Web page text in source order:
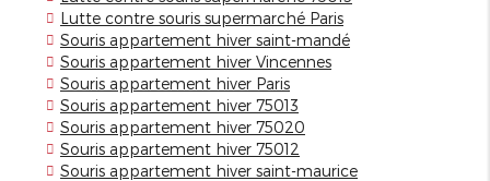
Lutte contre souris supermarché Paris
Souris appartement hiver saint-mandé
Souris appartement hiver Vincennes
Souris appartement hiver Paris
Souris appartement hiver 75013
Souris appartement hiver 75020
Souris appartement hiver 75012
Souris appartement hiver saint-maurice